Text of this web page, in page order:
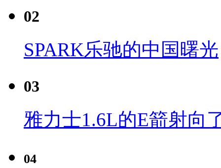
02
SPARK乐驰的中国曙光
03
雅力士1.6L的E箭射向
04